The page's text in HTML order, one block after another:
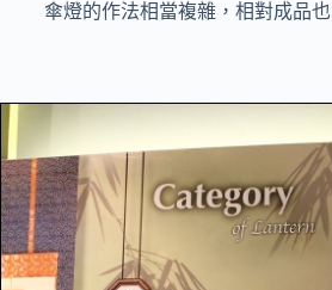
傘燈的作法相當複雜，相對成品